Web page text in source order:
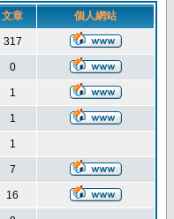
文章
個人網站
317
0
1
1
1
7
16